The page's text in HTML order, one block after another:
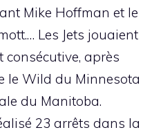
Mike Hoffman et le
Les Jets jouaient
après
le Wild du Minnesota
du Manitoba.
23 arrêts dans la